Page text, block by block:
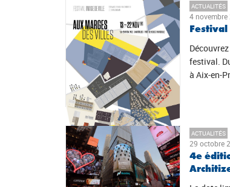
ACTUALITÉS
4 novembre
festival.
à Aix-en-
ACTUALITÉS
29 octobre
4e